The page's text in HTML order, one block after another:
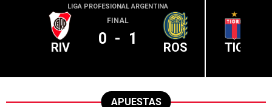
LIGA PROFESIONAL ARGENTINA
RIV
FINAL
0 - 1 ROS TIG
APUESTAS